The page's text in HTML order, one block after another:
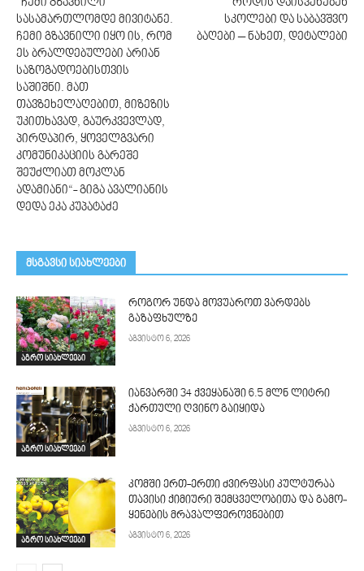
“ჩემი გზავნილი
სასამართლომდე მივიტანე.
ჩემი გზავნილი იყო ის, რომ
ეს ბრალდებულები არიან
საზოგადოებისთვის
საშიშნი. მათ
თავზეხელაღებით, მიზეზის
უკითხავად, გაურკვევლად,
პირდაპირ, ყოველგვარი
კომუნიკაციის გარეშე
შეუძლიათ მოკლან
ადამიანი“- გიგა ავალიანის
დედა ეკა კუპატაძე
როდის დაისვენებენ
სკოლები და საბავშვო
ბაღები – ნახეთ, დეტალები
მსგავსი სიახლეები
აგრო სიახლეები
როგორ უნდა მოვუაროთ ვარდებს
გაზაფხულზე
აგვისტო 6, 2026
აგრო სიახლეები
იანვარში 34 ქვეყანაში 6.5 მლნ ლიტრი
ქართული ღვინო გაიყიდა
აგვისტო 6, 2026
აგრო სიახლეები
კომში ერთ-ერთი ძვირფასი კულტურაა
თავისი ქიმიური შემცველობითა და გამო­
ყენების მრავალფეროვნებით
აგვისტო 6, 2026